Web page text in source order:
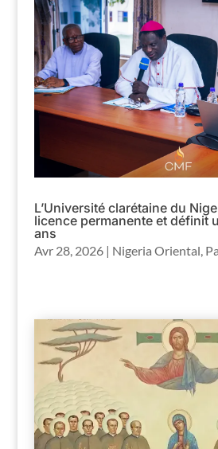
L’Université clarétaine du
licence permanente et définit
ans
Avr 28, 2026| Nigeria Oriental,